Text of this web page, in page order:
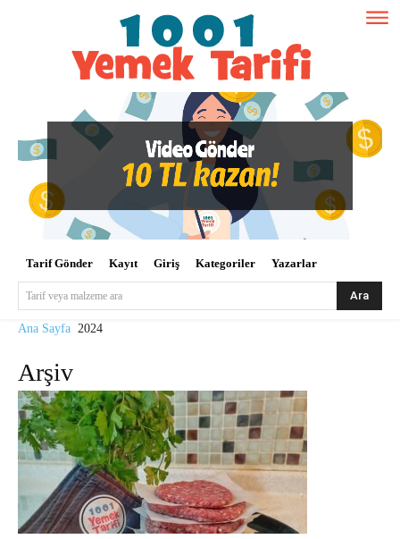
Tarif Gönder Kayıt Giriş Kategoriler Yazarlar
Tarif veya malzeme ara Ara
Ana Sayfa 2024
Arşiv